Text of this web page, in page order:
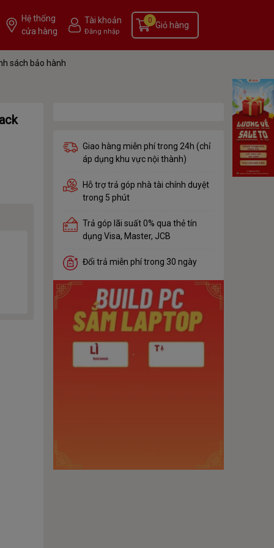
Hệ thống
cửa hàng
Tài khoản
Đăng nhập
Giỏ hàng
0
sách bảo hành
Giao hàng miễn phí trong 24h (chỉ
áp dụng khu vực nội thành)
Hỗ trợ trả góp nhà tài chính duyệt
trong 5 phút
Trả góp lãi suất 0% qua thẻ tín
dụng Visa, Master, JCB
Đổi trả miễn phí trong 30 ngày